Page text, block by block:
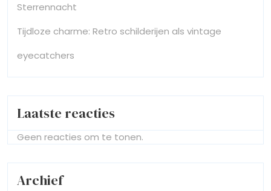
Sterrennacht
Tijdloze charme: Retro schilderijen als vintage
eyecatchers
Laatste reacties
Geen reacties om te tonen.
Archief